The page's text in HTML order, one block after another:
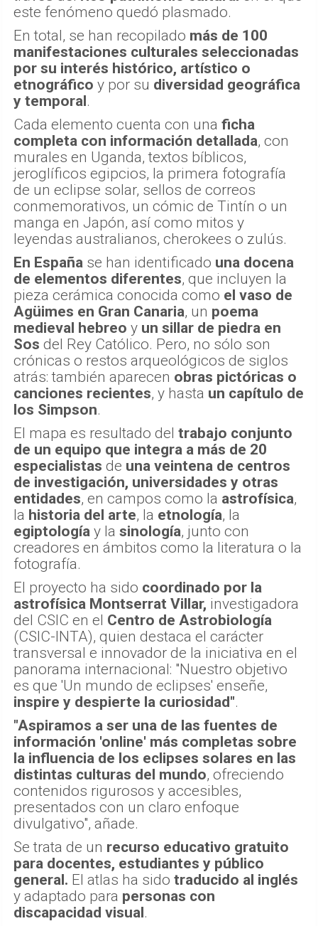
este fenómeno quedó plasmado.
En total, se han recopilado más de 100
manifestaciones culturales seleccionadas
por su interés histórico, artístico o
etnográfico y por su diversidad geográfica
y temporal.
Cada elemento cuenta con una ficha
completa con información detallada, con
murales en Uganda, textos bíblicos,
jeroglíficos egipcios, la primera fotografía
de un eclipse solar, sellos de correos
conmemorativos, un cómic de Tintín o un
manga en Japón, así como mitos y
leyendas australianos, cherokees o zulús.
En España se han identificado una docena
de elementos diferentes, que incluyen la
pieza cerámica conocida como el vaso de
Agüimes en Gran Canaria, un poema
medieval hebreo y un sillar de piedra en
Sos del Rey Católico. Pero, no sólo son
crónicas o restos arqueológicos de siglos
atrás: también aparecen obras pictóricas o
canciones recientes, y hasta un capítulo de
los Simpson.
El mapa es resultado del trabajo conjunto
de un equipo que integra a más de 20
especialistas de una veintena de centros
de investigación, universidades y otras
entidades, en campos como la astrofísica,
la historia del arte, la etnología, la
egiptología y la sinología, junto con
creadores en ámbitos como la literatura o la
fotografía.
El proyecto ha sido coordinado por la
astrofísica Montserrat Villar, investigadora
del CSIC en el Centro de Astrobiología
(CSIC-INTA), quien destaca el carácter
transversal e innovador de la iniciativa en el
panorama internacional: "Nuestro objetivo
es que 'Un mundo de eclipses' enseñe,
inspire y despierte la curiosidad".
"Aspiramos a ser una de las fuentes de
información 'online' más completas sobre
la influencia de los eclipses solares en las
distintas culturas del mundo, ofreciendo
contenidos rigurosos y accesibles,
presentados con un claro enfoque
divulgativo", añade.
Se trata de un recurso educativo gratuito
para docentes, estudiantes y público
general. El atlas ha sido traducido al inglés
y adaptado para personas con
discapacidad visual.